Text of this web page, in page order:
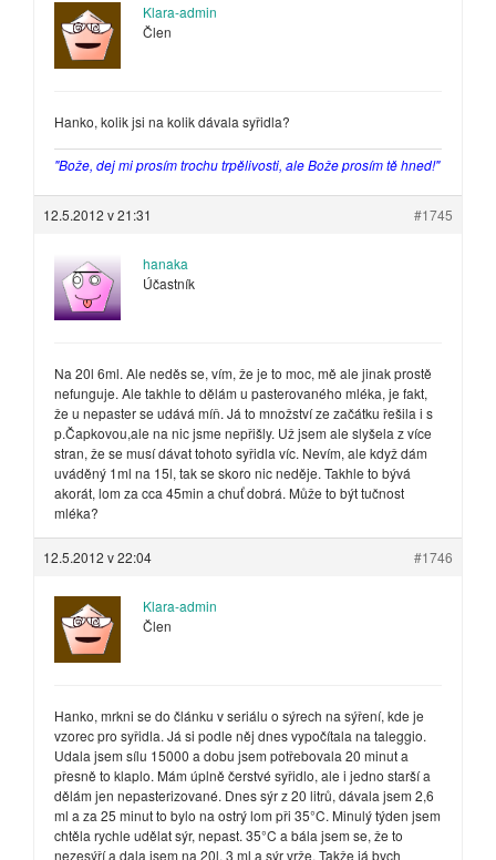
Klara-admin
Člen
Hanko, kolik jsi na kolik dávala syřidla?
"Bože, dej mi prosím trochu trpělivosti, ale Bože prosím tě hned!"
12.5.2012 v 21:31 #1745
hanaka
Účastník
Na 20l 6ml. Ale neděs se, vím, že je to moc, mě ale jinak prostě
nefunguje. Ale takhle to dělám u pasterovaného mléka, je fakt,
že u nepaster se udává míň. Já to množství ze začátku řešila i s
p.Čapkovou,ale na nic jsme nepřišly. Už jsem ale slyšela z více
stran, že se musí dávat tohoto syřidla víc. Nevím, ale když dám
uváděný 1ml na 15l, tak se skoro nic neděje. Takhle to bývá
akorát, lom za cca 45min a chuť dobrá. Může to být tučnost
mléka?
12.5.2012 v 22:04 #1746
Klara-admin
Člen
Hanko, mrkni se do článku v seriálu o sýrech na sýření, kde je
vzorec pro syřidla. Já si podle něj dnes vypočítala na taleggio.
Udala jsem sílu 15000 a dobu jsem potřebovala 20 minut a
přesně to klaplo. Mám úplně čerstvé syřidlo, ale i jedno starší a
dělám jen nepasterizované. Dnes sýr z 20 litrů, dávala jsem 2,6
ml a za 25 minut to bylo na ostrý lom při 35°C. Minulý týden jsem
chtěla rychle udělat sýr, nepast. 35°C a bála jsem se, že to
nezesýří a dala jsem na 20l. 3 ml a sýr vrže. Takže já bych